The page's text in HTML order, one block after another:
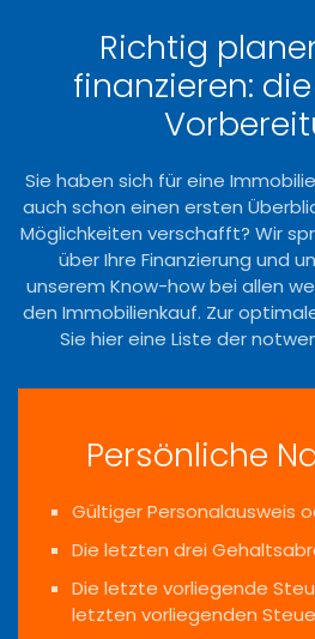
Richtig
finanzieren:
Sie haben sich für eine
auch schon einen ersten
Möglichkeiten verschafft? Wir
über Ihre Finanzierung und
unserem Know-how bei allen
den Immobilienkauf. Zur
Sie hier eine Liste der
Persönliche
Gültiger Personalausweis
Die letzten drei
Die letzte vorliegende
letzten vorliegenden